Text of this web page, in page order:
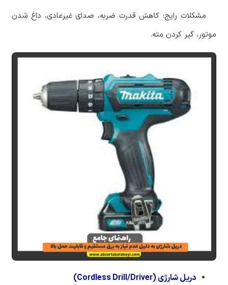
‏ مشکلات رایج: کاهش قدرت ضربه، صدای غیرعادی، داغ شدن
موتور، گیر کردن مته.
دریل شارژی (Cordless Drill/Driver)